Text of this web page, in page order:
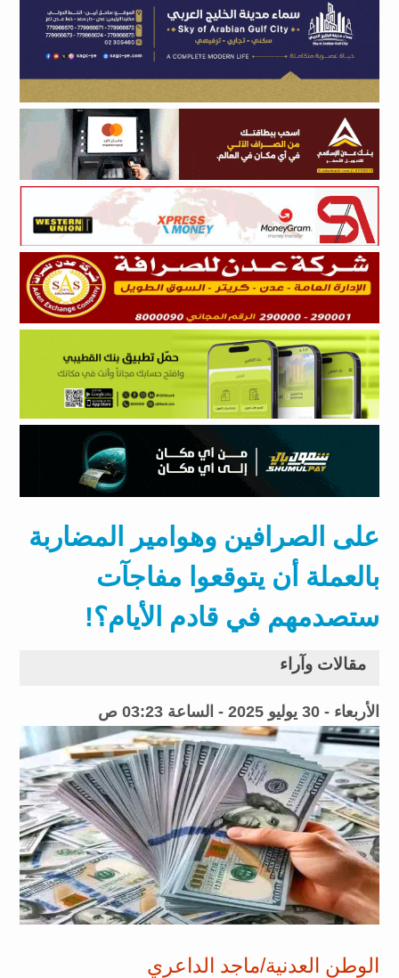
على الصرافين وهوامير المضاربة
بالعملة أن يتوقعوا مفاجآت
ستصدمهم في قادم الأيام؟!
مقالات وآراء
الأربعاء - 30 يوليو 2025 - الساعة 03:23 ص
الوطن العدنية/ماجد الداعري